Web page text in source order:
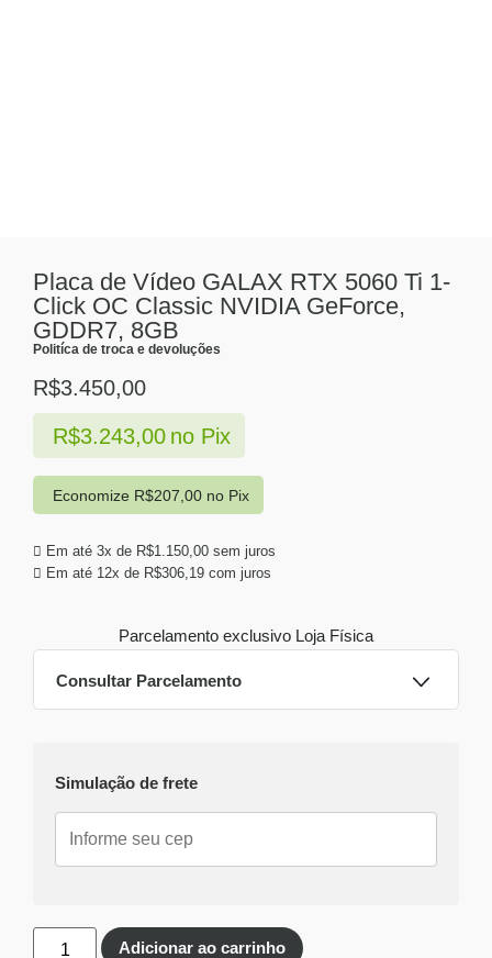
Placa de Vídeo GALAX RTX 5060 Ti 1-
Click OC Classic NVIDIA GeForce,
GDDR7, 8GB
Politíca de troca e devoluções
R$3.450,00
Em até 3x de R$1.150,00 sem juros
Em até 12x de R$306,19 com juros
R$3.243,00 no Pix
Economize R$207,00no Pix
Parcelamento exclusivo Loja Física
Consultar Parcelamento
Pix:R$3.243,00 Aprovação imediata
EconomizeR$207,00
Aprovação imediata
Simulação de frete
Adicionar ao carrinho